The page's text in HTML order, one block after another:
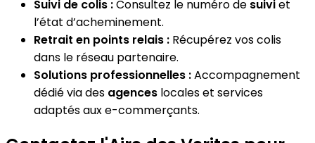
Suivi de colis :Consultez le numéro de suiviet
l’état d’acheminement.
Retrait en points relais : Récupérez vos colis
dans le réseau partenaire.
Solutions professionnelles :Accompagnement
dédié via des agences locales et services
adaptés aux e-commerçants.